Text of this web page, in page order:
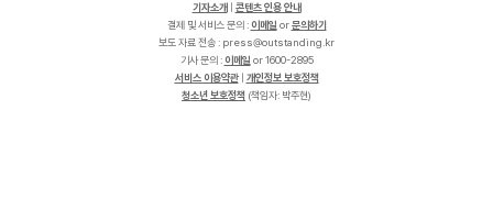
기자소개
콘텐츠 인용 안내
결제 및 서비스 문의 : 이메일 or문의하기
보도 자료 전송 :
r
k
.
g
n
i
d
n
a
t
s
t
u
o
@
s
s
e
r
p
기사 문의 : 이메일 or 1600-2895
서비스 이용약관| 개인정보 보호정책
청소년 보호정책 (책임자: 박주현)